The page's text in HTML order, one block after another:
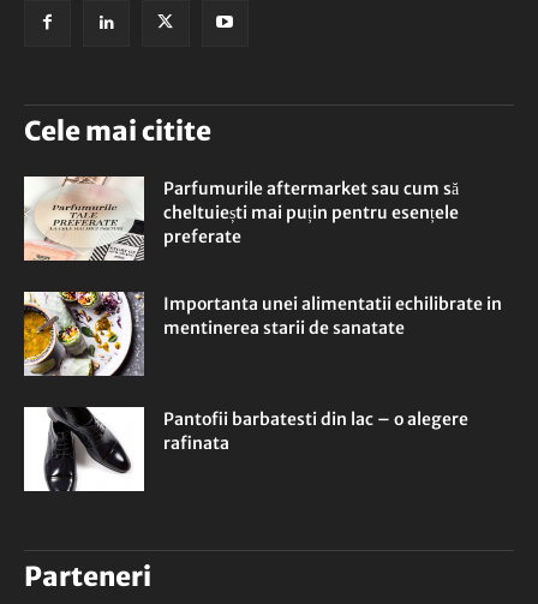
Cele mai citite
Parfumurile aftermarket sau cum să
cheltuiești mai puțin pentru esențele
preferate
Importanta unei alimentatii echilibrate in
mentinerea starii de sanatate
Pantofii barbatesti din lac – o alegere
rafinata
Parteneri